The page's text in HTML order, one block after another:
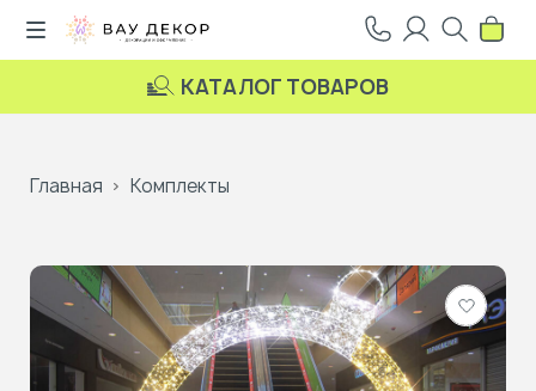
КАТАЛОГ ТОВАРОВ
Главная Комплекты
в